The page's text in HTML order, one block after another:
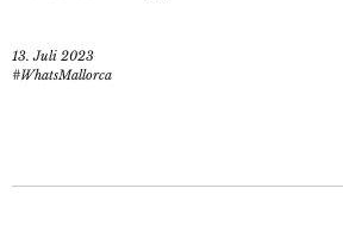
13. Juli 2023
#WhatsMallorca